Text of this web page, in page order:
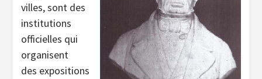
villes, sont des
institutions
officielles qui
organisent
des expositions